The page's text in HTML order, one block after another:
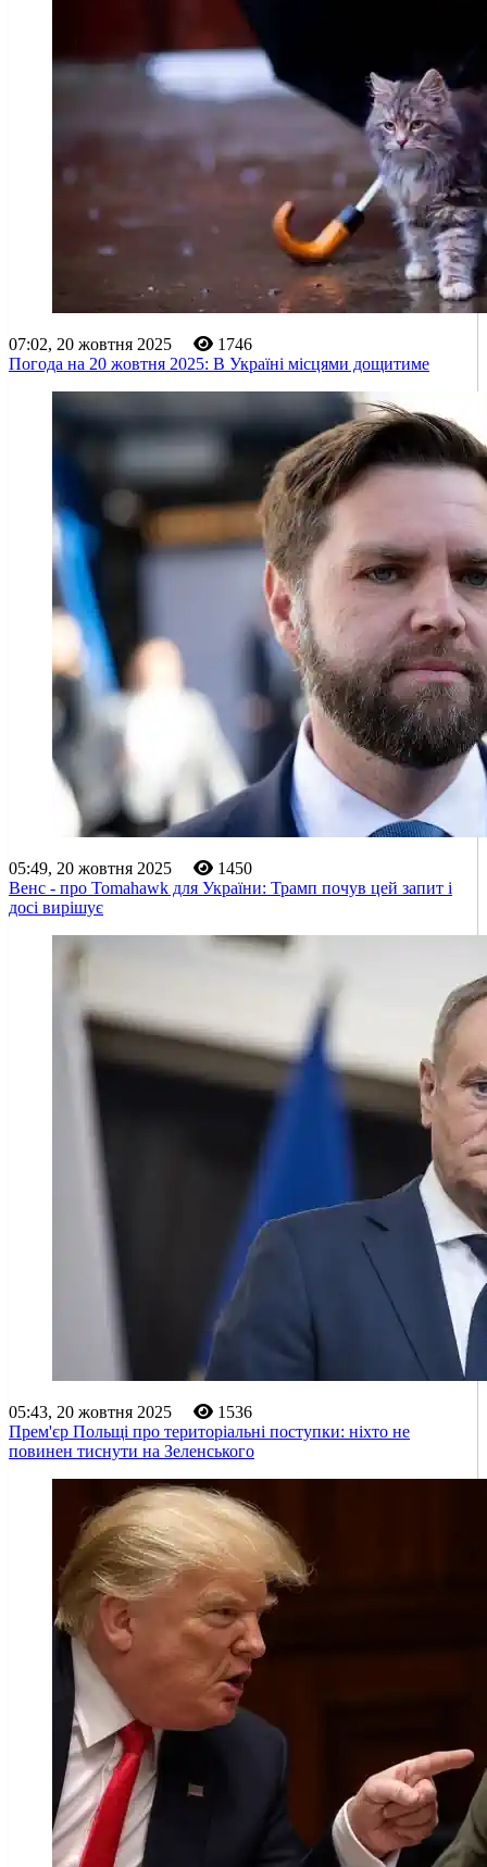
07:02, 20 жовтня 2025
1746
Погода на 20 жовтня 2025: В Україні місцями дощитиме
05:49, 20 жовтня 2025
1450
Венс - про Tomahawk для України: Трамп почув цей запит і
досі вирішує
05:43, 20 жовтня 2025
1536
Прем'єр Польщі про територіальні поступки: ніхто не
повинен тиснути на Зеленського